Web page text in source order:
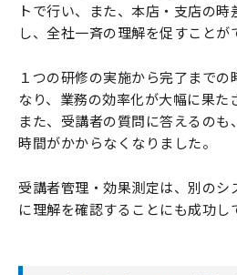
トで行い、また、本店・支店の
し、全社一斉の理解を促すことが
１つの研修の実施から完了まで
なり、業務の効率化が大幅に果た
また、受講者の質問に答えるの
時間がかからなくなりました。
受講者管理・効果測定は、別の
に理解を確認することにも成功し